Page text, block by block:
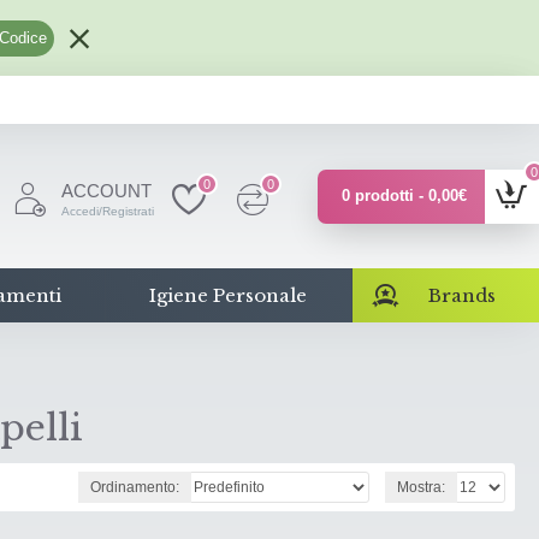
ACCOUNT
Accedi/Registrati
0 0
0 prodotti - 0,00€
0
Igiene Personale Brands
Ordinamento: Mostra: